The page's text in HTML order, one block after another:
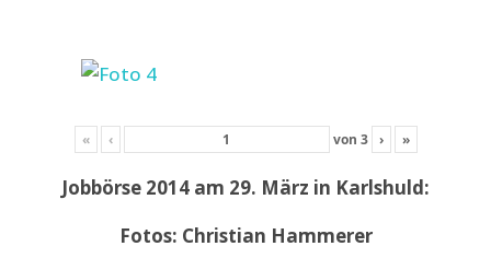
« ‹ von 3 › »
Jobbörse 2014 am 29. März in Karlshuld:
Fotos: Christian Hammerer